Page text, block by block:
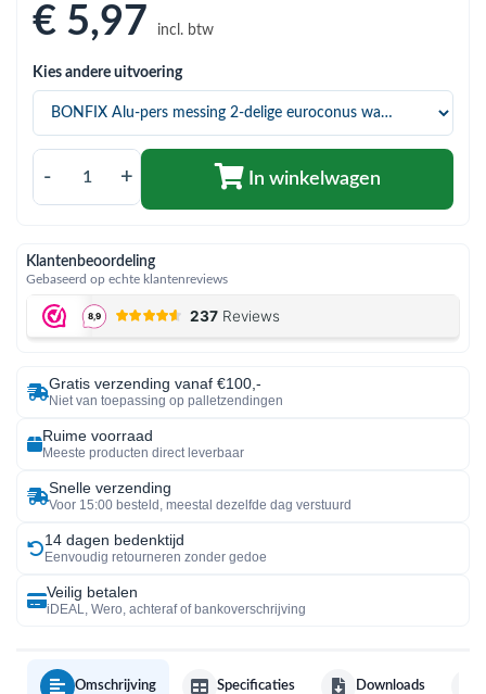
(Sanitair)
(Zonneboilersets & onderdelen)
€ 5,97 incl. btw
Kies andere uitvoering
- + In winkelwagen
Klantenbeoordeling
Gebaseerd op echte klantenreviews
Gratis verzending vanaf €100,-
Niet van toepassing op palletzendingen
Ruime voorraad
Meeste producten direct leverbaar
Snelle verzending
Voor 15:00 besteld, meestal dezelfde dag verstuurd
14 dagen bedenktijd
Eenvoudig retourneren zonder gedoe
Veilig betalen
iDEAL, Wero, achteraf of bankoverschrijving
Omschrijving Specificaties Downloads